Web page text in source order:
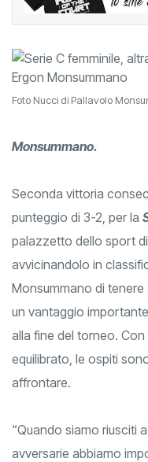
Foto Nucci di Pallavolo
Monsummano.
Seconda vittoria
punteggio di 3-2, per la
palazzetto dello sport
avvicinandolo in
Monsummano di
un vantaggio
alla fine del torneo.
equilibrato, le ospiti
affrontare.
“Quando siamo riusciti
avversarie abbiamo